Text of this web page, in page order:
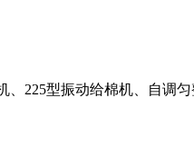
225型振动给棉机、自调